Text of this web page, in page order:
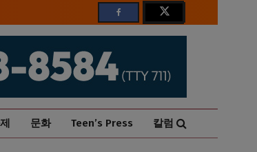
문화 Teen’s Press 칼럼